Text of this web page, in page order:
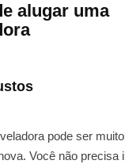
alugar uma
pode ser
Você não precisa